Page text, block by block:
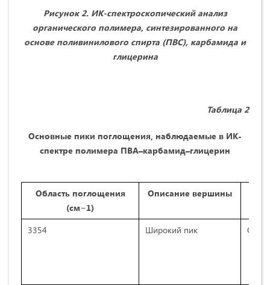
Рисунок 2. ИК-спектроскопический анализ
органического полимера, синтезированного на
основе поливинилового спирта (ПВС), карбамида и
глицерина
Таблица 2
Основные пики поглощения, наблюдаемые в ИК-
спектре полимера ПВА–карбамид–глицерин
Область поглощения
(см−1)
Описание вершины
3354 Широкий пик O-H